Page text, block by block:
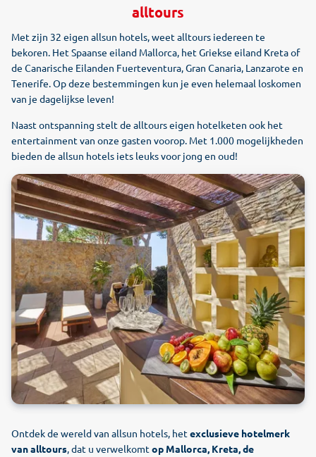
alltours
Met zijn 32 eigen allsun hotels, weet alltours iedereen te
bekoren. Het Spaanse eiland Mallorca, het Griekse eiland Kreta of
de Canarische Eilanden Fuerteventura, Gran Canaria, Lanzarote en
Tenerife. Op deze bestemmingen kun je even helemaal loskomen
van je dagelijkse leven!
Naast ontspanning stelt de alltours eigen hotelketen ook het
entertainment van onze gasten voorop. Met 1.000 mogelijkheden
bieden de allsun hotels iets leuks voor jong en oud!
Ontdek de wereld van allsun hotels, hetexclusieve hotelmerk
van alltours, dat u verwelkomtop Mallorca, Kreta, de